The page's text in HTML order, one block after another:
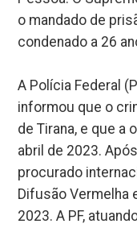
o mandado de
condenado a 26
A Polícia Federal
informou que o
de Tirana, e que a
abril de 2023.
procurado
Difusão Vermelha
2023. A PF,